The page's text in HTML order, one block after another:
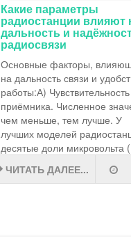
Какие параметры
радиостанции влияют
дальность и
радиосвязи
Основные факторы,
на дальность связи и
работы:А) Чувствительность
приёмника. Численное
чем меньше, тем лучше. У
лучших моделей
десятые доли микровольта (
ЧИТАТЬ ДАЛЕЕ...